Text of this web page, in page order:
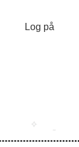
Log på